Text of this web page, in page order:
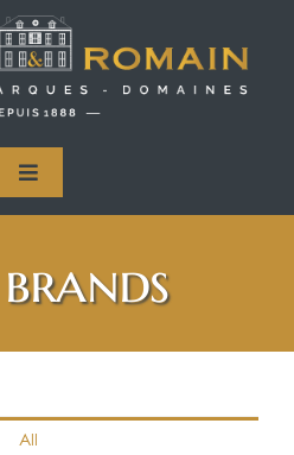
Toggle
Navigation
All